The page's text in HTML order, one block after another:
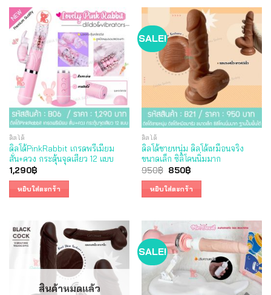
ดิลโด้
ดิลโด้PinkRabbit เกรดพรีเมียม
สั่น+ควง กระตุ้นจุดเสียว 12 แบบ
1,290฿
หยิบใส่ตะกร้า
SALE!
ดิลโด้
ดิลโด้ชายหนุ่ม ดิลโด้เหมือนจริง
ขนาดเล็ก ซิลิโคนนิ่มมาก
950฿ Original
was:
950฿.
850฿Current
850฿.
หยิบใส่ตะกร้า
สินค้าหมดแล้ว
SALE!